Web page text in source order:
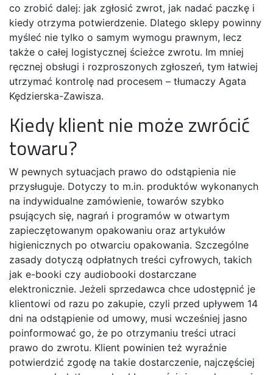
co zrobić dalej: jak zgłosić zwrot, jak nadać paczkę i
kiedy otrzyma potwierdzenie. Dlatego sklepy powinny
myśleć nie tylko o samym wymogu prawnym, lecz
także o całej logistycznej ścieżce zwrotu. Im mniej
ręcznej obsługi i rozproszonych zgłoszeń, tym łatwiej
utrzymać kontrolę nad procesem – tłumaczy Agata
Kędzierska-Zawisza.
Kiedy klient nie może zwrócić
towaru?
W pewnych sytuacjach prawo do odstąpienia nie
przysługuje. Dotyczy to m.in. produktów wykonanych
na indywidualne zamówienie, towarów szybko
psujących się, nagrań i programów w otwartym
zapieczętowanym opakowaniu oraz artykułów
higienicznych po otwarciu opakowania. Szczególne
zasady dotyczą odpłatnych treści cyfrowych, takich
jak e-booki czy audiobooki dostarczane
elektronicznie. Jeżeli sprzedawca chce udostępnić je
klientowi od razu po zakupie, czyli przed upływem 14
dni na odstąpienie od umowy, musi wcześniej jasno
poinformować go, że po otrzymaniu treści utraci
prawo do zwrotu. Klient powinien też wyraźnie
potwierdzić zgodę na takie dostarczenie, najczęściej